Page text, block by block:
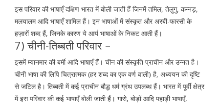
इस परिवार की भाषाएँ दक्षिण भारत में बोली जाती हैं जिनमें तमिल, तेलुगु, कन्नड़,
मलयालम आदि भाषाएँ शामिल हैं। इन भाषाओं में संस्कृत और अरबी-फारसी के
हज़ारों शब्द हैं, जिनके कारण ये आर्य भाषाओं के निकट आती हैं।
7) चीनी-तिब्बती परिवार –
इसमें म्यानमार की बर्मी आदि भाषाएँ हैं। चीन की संस्कृति प्राचीन और उन्नत है।
चीनी भाषा की लिपि चित्रात्मक (हर शब्द का एक वर्ण वाली) है, अध्ययन की दृष्टि
से जटिल है। तिब्बती में कई प्राचीन बौद्ध धर्म ग्रंथ उपलब्ध हैं। भारत में पूर्वी क्षेत्र
में इस परिवार की कई भाषाएँ बोली जाती हैं। गारो, बोड़ों आदि पहाड़ी भाषाएँ,